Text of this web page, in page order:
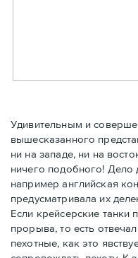
Удивительным и
вышесказанного
ни на западе, ни на
ничего подобного! Дело
например английская
предусматривала их
Если крейсерские танки
прорыва, то есть
пехотные, как это